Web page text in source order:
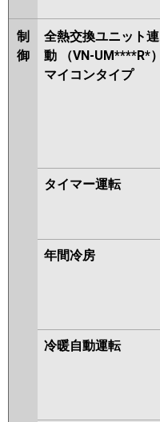
制
御
全熱交換ユニット連
動 （VN-UM****R*）
マイコンタイプ
タイマー運転
年間冷房
冷暖自動運転